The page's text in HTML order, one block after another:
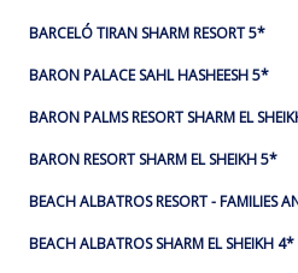
BARCELÓ TIRAN SHARM RESORT 5*
BARON PALACE SAHL HASHEESH 5*
BARON PALMS RESORT SHARM EL
BARON RESORT SHARM EL SHEIKH 5*
BEACH ALBATROS RESORT - FAMILIES
BEACH ALBATROS SHARM EL SHEIKH 4*